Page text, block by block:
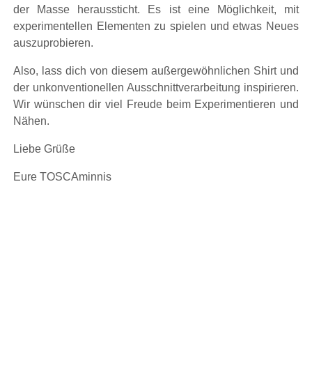
der Masse heraussticht. Es ist eine Möglichkeit, mit
experimentellen Elementen zu spielen und etwas Neues
auszuprobieren.
Also, lass dich von diesem außergewöhnlichen Shirt und
der unkonventionellen Ausschnittverarbeitung inspirieren.
Wir wünschen dir viel Freude beim Experimentieren und
Nähen.
Liebe Grüße
Eure TOSCAminnis